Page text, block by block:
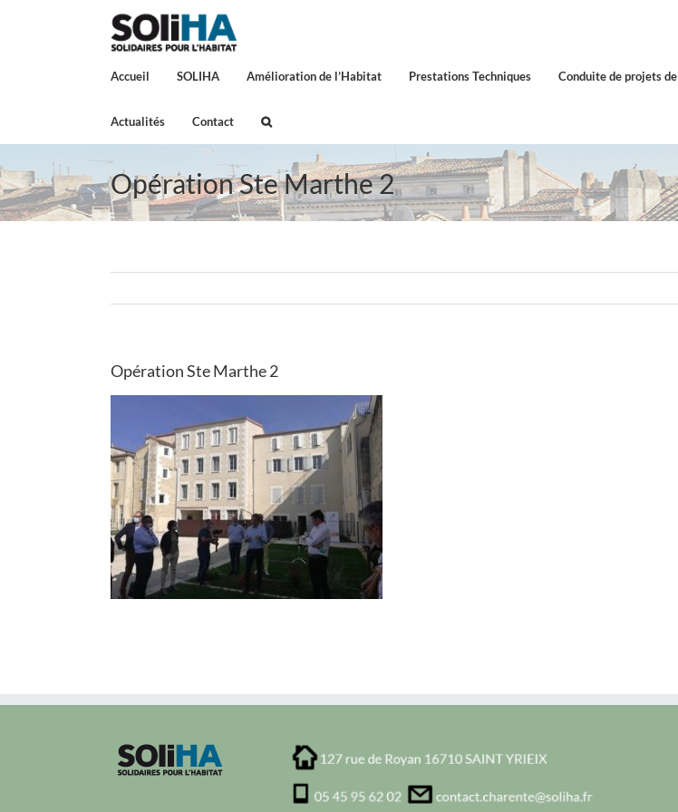
Accueil SOLIHA Amélioration de l’Habitat Prestations Techniques Conduite de projets
Actualités Contact
Opération Ste Marthe 2
Opération Ste Marthe 2